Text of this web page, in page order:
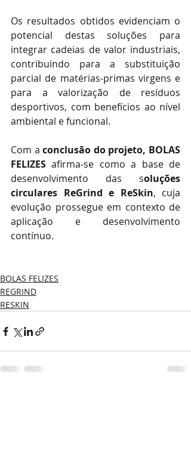
Os resultados obtidos evidenciam o
potencial destas soluções para
integrar cadeias de valor industriais,
contribuindo para a substituição
parcial de matérias-primas virgens e
para a valorização de resíduos
desportivos, com benefícios ao nível
ambiental e funcional.
Com a conclusão do projeto, BOLAS
FELIZES afirma-se como a base de
desenvolvimento das soluções
circulares ReGrind e ReSkin, cuja
evolução prossegue em contexto de
aplicação e desenvolvimento
contínuo.
BOLAS FELIZES
REGRIND
RESKIN